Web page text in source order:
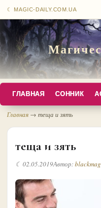
☾ MAGIC-DAILY.COM.UA
ГЛАВНАЯ СОННИК
Главная → теща и зять
теща и зять
☾ 02.05.2019Автор:blackmag